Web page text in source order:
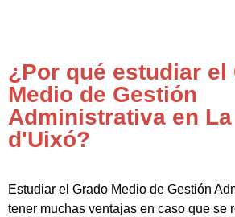
¿Por qué estudiar el
Medio de Gestión
Administrativa en La
d'Uixó?
Estudiar el Grado Medio de Gestión
tener muchas ventajas en caso que se